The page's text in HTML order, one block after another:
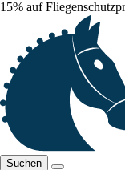
15% auf
Suchen